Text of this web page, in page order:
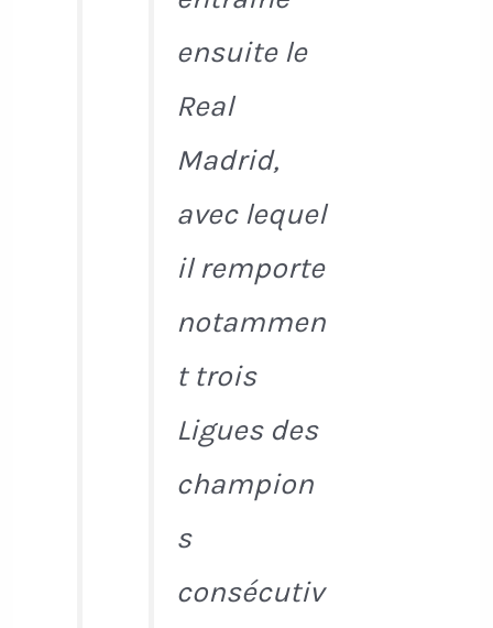
ensuite le
Real
Madrid,
avec lequel
il remporte
notammen
t trois
Ligues des
champion
s
consécutiv